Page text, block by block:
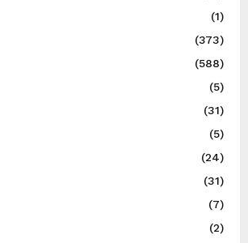
(1)
(373)
(588)
(5)
(31)
(5)
(24)
(31)
(7)
(2)